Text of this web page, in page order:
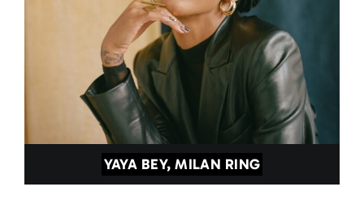
YAYA BEY, MILAN RING